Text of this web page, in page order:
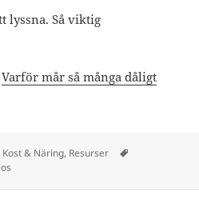
lyssna. Så viktig
Varför mår så många dåligt
Kategorier
Kost & Näring, Resurser